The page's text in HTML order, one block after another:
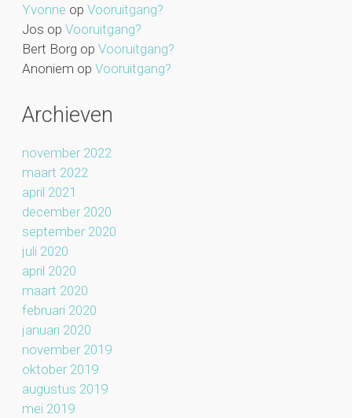
Yvonne op Vooruitgang?
Jos op Vooruitgang?
Bert Borg op Vooruitgang?
Anoniem op Vooruitgang?
Archieven
november 2022
maart 2022
april 2021
december 2020
september 2020
juli 2020
april 2020
maart 2020
februari 2020
januari 2020
november 2019
oktober 2019
augustus 2019
mei 2019